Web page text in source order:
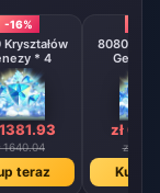
-16%
* 4
1640.04
teraz
8080
zł
zł
Kup